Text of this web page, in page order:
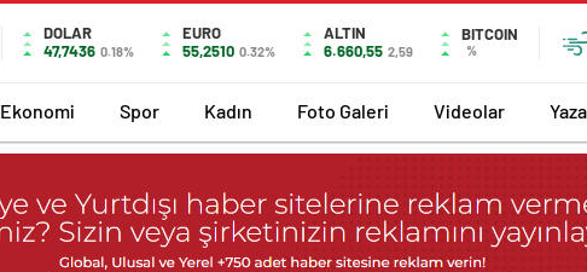
DOLAR
47,7436 0.18%
EURO
55,2510 0.32%
ALTIN
6.660,55 2,59
BITCOIN
%
Ekonomi Spor Kadın Foto Galeri Videolar